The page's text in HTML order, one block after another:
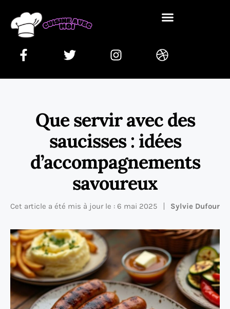
Que servir avec des
saucisses : idées
d’accompagnements
savoureux
Cet article a été mis à jour le : 6 mai 2025 Sylvie Dufour